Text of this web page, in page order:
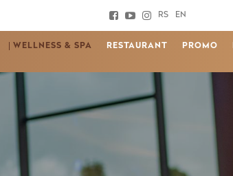
RS EN
WELLNESS & SPA RESTAURANT PROMO